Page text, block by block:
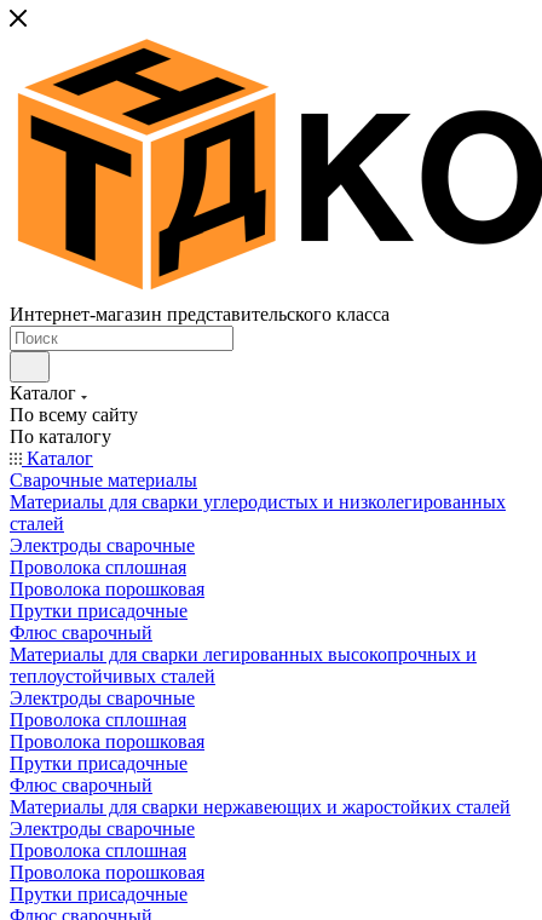
Интернет-магазин представительского класса
Каталог
По всему сайту
По каталогу
Каталог
Сварочные материалы
Материалы для сварки углеродистых и низколегированных
сталей
Электроды сварочные
Проволока сплошная
Проволока порошковая
Прутки присадочные
Флюс сварочный
Материалы для сварки легированных высокопрочных и
теплоустойчивых сталей
Электроды сварочные
Проволока сплошная
Проволока порошковая
Прутки присадочные
Флюс сварочный
Материалы для сварки нержавеющих и жаростойких сталей
Электроды сварочные
Проволока сплошная
Проволока порошковая
Прутки присадочные
Флюс сварочный